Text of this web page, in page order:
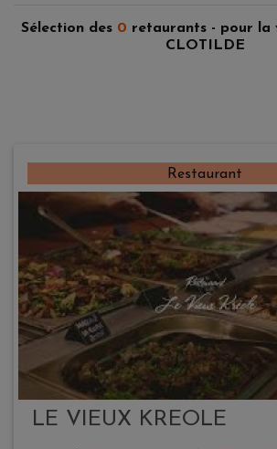
Sélection des 0 retaurants - pour la
CLOTILDE
Restaurant
LE VIEUX KREOLE